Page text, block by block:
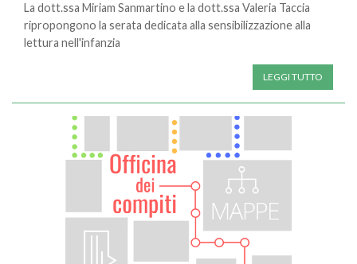
La dott.ssa Miriam Sanmartino e la dott.ssa Valeria Taccia
ripropongono la serata dedicata alla sensibilizzazione alla
lettura nell'infanzia
LEGGI TUTTO